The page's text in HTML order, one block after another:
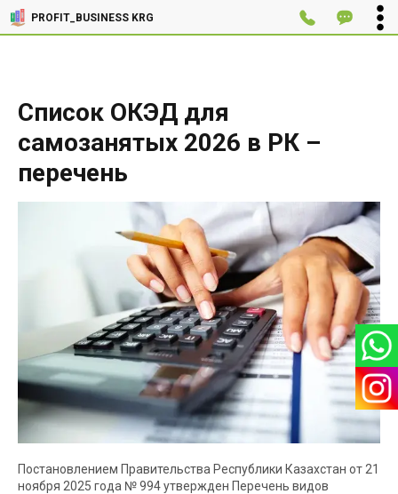
PROFIT_BUSINESS KRG
Список ОКЭД для
самозанятых 2026 в РК –
перечень
Постановлением Правительства Республики Казахстан от 21
ноября 2025 года № 994 утвержден Перечень видов